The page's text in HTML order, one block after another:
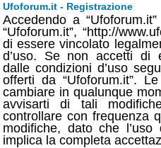
Ufoforum.it - Registrazione
Accedendo a
“Ufoforum.it”, “http://
di essere vincolato
d’uso. Se non accetti di
dalle condizioni d’uso
offerti da “Ufoforum.it”.
cambiare in qualunque
avvisarti di tali
controllare con frequenza
modifiche, dato che l’uso
implica la completa